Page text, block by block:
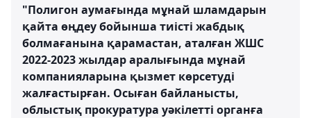
"Полигон аумағында мұнай шламдарын
қайта өңдеу бойынша тиісті жабдық
болмағанына қарамастан, аталған ЖШС
2022-2023 жылдар аралығында мұнай
компанияларына қызмет көрсетуді
жалғастырған. Осыған байланысты,
облыстық прокуратура уәкілетті органға